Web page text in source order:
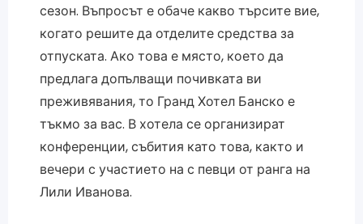
сезон. Въпросът е обаче какво търсите вие,
когато решите да отделите средства за
отпуската. Ако това е място, което да
предлага допълващи почивката ви
преживявания, то Гранд Хотел Банско е
тъкмо за вас. В хотела се организират
конференции, събития като това, както и
вечери с участието на с певци от ранга на
Лили Иванова.